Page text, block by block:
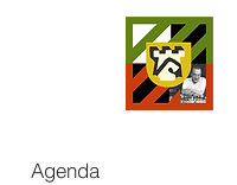
Agenda